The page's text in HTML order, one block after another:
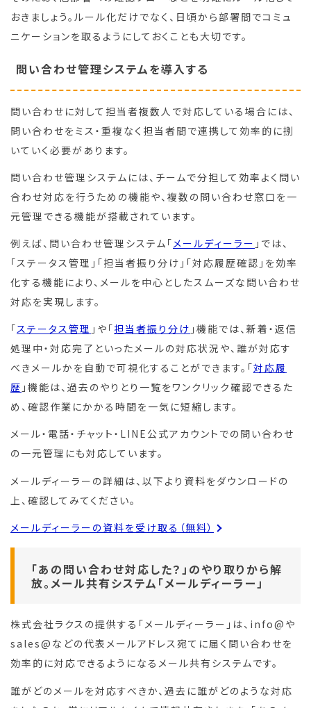
おきましょう。ルール化だけでなく、日頃から部署間でコミュ
ニケーションを取るようにしておくことも大切です。
問い合わせ管理システムを導入する
問い合わせに対して担当者複数人で対応している場合には、
問い合わせをミス・重複なく担当者間で連携して効率的に捌
いていく必要があります。
問い合わせ管理システムには、チームで分担して効率よく問い
合わせ対応を行うための機能や、複数の問い合わせ窓口を一
元管理できる機能が搭載されています。
例えば、問い合わせ管理システム「 メールディーラー 」では、
「ステータス管理」「担当者振り分け」「対応履歴確認」を効率
化する機能により、メールを中心としたスムーズな問い合わせ
対応を実現します。
「ステータス管理 」や「担当者振り分け 」機能では、新着・返信
処理中・対応完了といったメールの対応状況や、誰が対応す
べきメールかを自動で可視化することができます。「対応履
歴 」機能は、過去のやりとり一覧をワンクリック確認できるた
め、確認作業にかかる時間を一気に短縮します。
メール・電話・チャット・LINE公式アカウントでの問い合わせ
の一元管理にも対応しています。
メールディーラーの詳細は、以下より資料をダウンロードの
上、確認してみてください。
メールディーラーの資料を受け取る（無料）
「あの問い合わせ対応した？」のやり取りから解
放。メール共有システム「メールディーラー」
株式会社ラクスの提供する「メールディーラー」は、info@や
sales@などの代表メールアドレス宛てに届く問い合わせを
効率的に対応できるようになるメール共有システムです。
誰がどのメールを対応すべきか、過去に誰がどのような対応